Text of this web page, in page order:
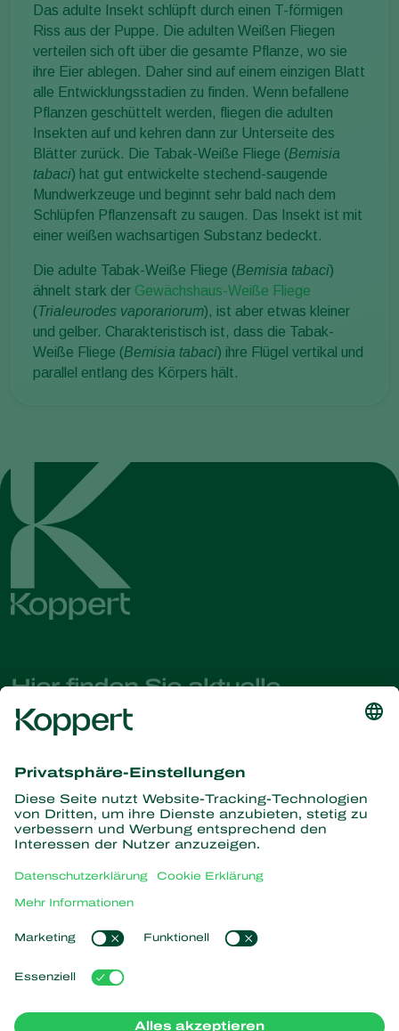
Das adulte Insekt schlüpft durch einen T-förmigen
Riss aus der Puppe. Die adulten Weißen Fliegen
verteilen sich oft über die gesamte Pflanze, wo sie
ihre Eier ablegen. Daher sind auf einem einzigen Blatt
alle Entwicklungsstadien zu finden. Wenn befallene
Pflanzen geschüttelt werden, fliegen die adulten
Insekten auf und kehren dann zur Unterseite des
Blätter zurück. Die Tabak-Weiße Fliege (Bemisia
tabaci) hat gut entwickelte stechend-saugende
Mundwerkzeuge und beginnt sehr bald nach dem
Schlüpfen Pflanzensaft zu saugen. Das Insekt ist mit
einer weißen wachsartigen Substanz bedeckt.
Die adulte Tabak-Weiße Fliege (Bemisia tabaci)
ähnelt stark der Gewächshaus-Weiße Fliege
(Trialeurodes vaporariorum), ist aber etwas kleiner
und gelber. Charakteristisch ist, dass die Tabak-
Weiße Fliege (Bemisia tabaci) ihre Flügel vertikal und
parallel entlang des Körpers hält.
Hier finden Sie aktuelle
Nachrichten und Informationen
Partners with Nature
Raubmilben
Räuber
Nützliche Mikroorganismen
Bestäubung
Über Koppert
Arbeiten bei Koppert
Kontakt
Koppert One
Koppert Global
Cookies verwalten